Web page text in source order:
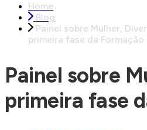
Home
Blog
Painel sobre Mulher,
primeira fase da
Painel sobre
primeira fase